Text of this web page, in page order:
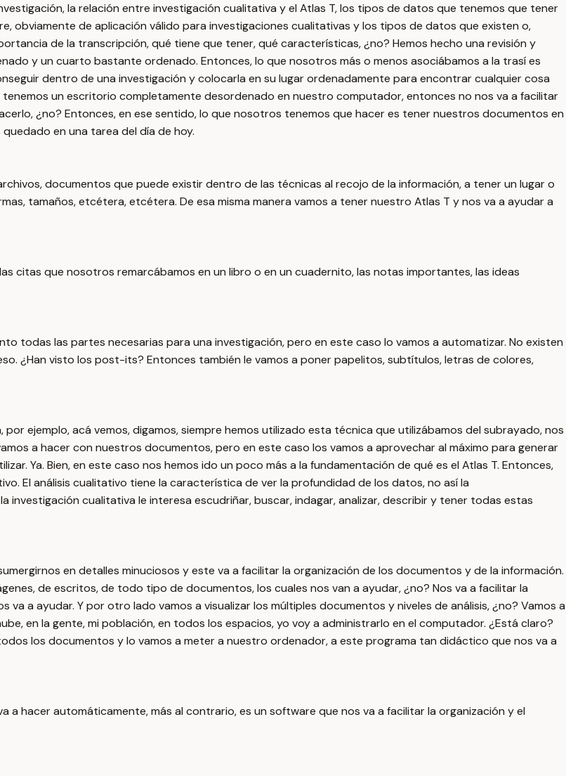
la relación entre investigación cualitativa y el Atlas T, los tipos de datos que tenemos que tener
obviamente de aplicación válido para investigaciones cualitativas y los tipos de datos que existen o,
de la transcripción, qué tiene que tener, qué características, ¿no? Hemos hecho una revisión y
y un cuarto bastante ordenado. Entonces, lo que nosotros más o menos asociábamos a la trasí es
dentro de una investigación y colocarla en su lugar ordenadamente para encontrar cualquier cosa
un escritorio completamente desordenado en nuestro computador, entonces no nos va a facilitar
¿no? Entonces, en ese sentido, lo que nosotros tenemos que hacer es tener nuestros documentos en
en una tarea del día de hoy.
documentos que puede existir dentro de las técnicas al recojo de la información, a tener un lugar o
tamaños, etcétera, etcétera. De esa misma manera vamos a tener nuestro Atlas T y nos va a ayudar a
citas que nosotros remarcábamos en un libro o en un cuadernito, las notas importantes, las ideas
todas las partes necesarias para una investigación, pero en este caso lo vamos a automatizar. No existen
¿Han visto los post-its? Entonces también le vamos a poner papelitos, subtítulos, letras de colores,
ejemplo, acá vemos, digamos, siempre hemos utilizado esta técnica que utilizábamos del subrayado, nos
a hacer con nuestros documentos, pero en este caso los vamos a aprovechar al máximo para generar
Ya. Bien, en este caso nos hemos ido un poco más a la fundamentación de qué es el Atlas T. Entonces,
El análisis cualitativo tiene la característica de ver la profundidad de los datos, no así la
investigación cualitativa le interesa escudriñar, buscar, indagar, analizar, describir y tener todas estas
en detalles minuciosos y este va a facilitar la organización de los documentos y de la información.
de escritos, de todo tipo de documentos, los cuales nos van a ayudar, ¿no? Nos va a facilitar la
a ayudar. Y por otro lado vamos a visualizar los múltiples documentos y niveles de análisis, ¿no? Vamos a
en la gente, mi población, en todos los espacios, yo voy a administrarlo en el computador. ¿Está claro?
los documentos y lo vamos a meter a nuestro ordenador, a este programa tan didáctico que nos va a
a hacer automáticamente, más al contrario, es un software que nos va a facilitar la organización y el